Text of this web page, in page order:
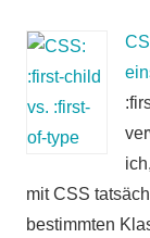
mit CSS
bestimmten